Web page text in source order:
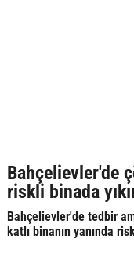
Bahçelievler'de
riskli binada
Bahçelievler'de tedbir
katlı binanın yanında